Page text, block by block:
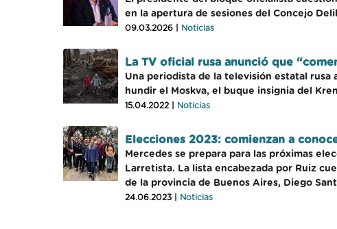
en la apertura de sesiones del Concejo
09.03.2026 | Noticias
La TV oficial rusa anunció que
Una periodista de la televisión estatal rusa
hundir el Moskva, el buque insignia del
15.04.2022 | Noticias
Elecciones 2023: comienzan a
Mercedes se prepara para las próximas
Larretista. La lista encabezada por Ruiz
de la provincia de Buenos Aires, Diego
24.06.2023 | Noticias